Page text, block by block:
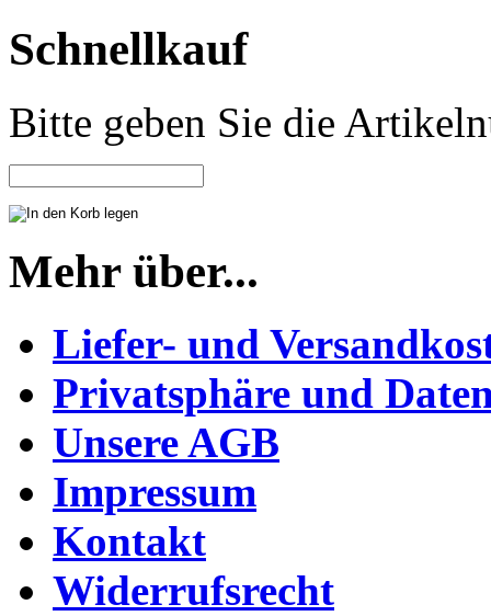
Schnellkauf
Bitte geben Sie die
Mehr über...
Liefer- und
Privatsphäre und
Unsere AGB
Impressum
Kontakt
Widerrufsrecht